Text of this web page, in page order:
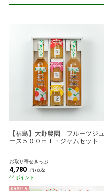
【福島】大野農園 フルーツジュ
ース５００ｍｌ・ジャムセット
お取り寄せきっぷ
4,780 円 (税込)
44ポイント